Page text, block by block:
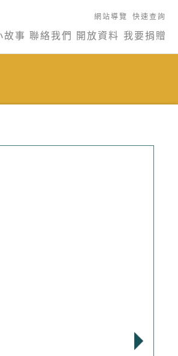
網站導覽 快速查詢
故事 聯絡我們 開放資料 我要捐贈